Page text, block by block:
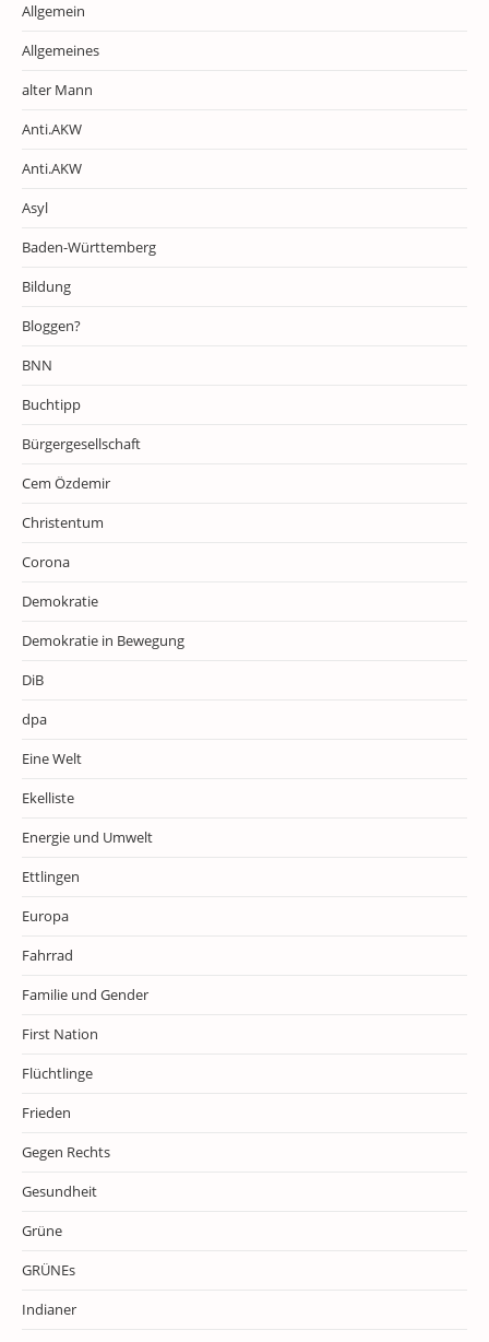
Allgemein
Allgemeines
alter Mann
Anti.AKW
Anti.AKW
Asyl
Baden-Württemberg
Bildung
Bloggen?
BNN
Buchtipp
Bürgergesellschaft
Cem Özdemir
Christentum
Corona
Demokratie
Demokratie in Bewegung
DiB
dpa
Eine Welt
Ekelliste
Energie und Umwelt
Ettlingen
Europa
Fahrrad
Familie und Gender
First Nation
Flüchtlinge
Frieden
Gegen Rechts
Gesundheit
Grüne
GRÜNEs
Indianer